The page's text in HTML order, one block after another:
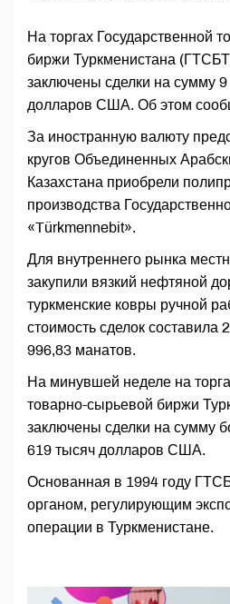
На торгах Государственной
биржи Туркменистана
заключены сделки на сумму
долларов США. Об этом
За иностранную валюту
кругов Объединенных
Казахстана приобрели
производства
«Türkmennebit».
Для внутреннего рынка
закупили вязкий нефтяной
туркменские ковры ручной
стоимость сделок составила
996,83 манатов.
На минувшей неделе на
товарно-сырьевой биржи
заключены сделки на сумму
619 тысяч долларов США.
Основанная в 1994 году
органом, регулирующим
операции в Туркменистане.